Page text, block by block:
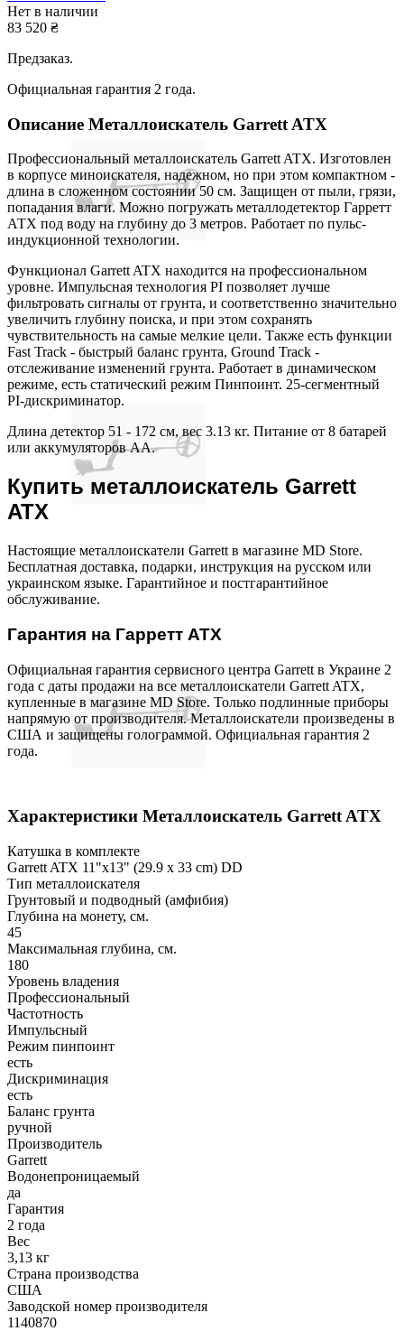
Нет в наличии
83 520 ₴
Предзаказ.
Официальная гарантия 2 года.
Описание Металлоискатель Garrett ATX
Профессиональный металлоискатель Garrett ATX. Изготовлен
в корпусе миноискателя, надежном, но при этом компактном -
длина в сложенном состоянии 50 см. Защищен от пыли, грязи,
попадания влаги. Можно погружать металлодетектор Гарретт
АТХ под воду на глубину до 3 метров. Работает по пульс-
индукционной технологии.
Функционал Garrett ATX находится на профессиональном
уровне. Импульсная технология PI позволяет лучше
фильтровать сигналы от грунта, и соответственно значительно
увеличить глубину поиска, и при этом сохранять
чувствительность на самые мелкие цели. Также есть функции
Fast Track - быстрый баланс грунта, Ground Track -
отслеживание изменений грунта. Работает в динамическом
режиме, есть статический режим Пинпоинт. 25-сегментный
PI-дискриминатор.
Длина детектор 51 - 172 см, вес 3.13 кг. Питание от 8 батарей
или аккумуляторов АА.
Купить металлоискатель Garrett
ATX
Настоящие металлоискатели Garrett в магазине MD Store.
Бесплатная доставка, подарки, инструкция на русском или
украинском языке. Гарантийное и постгарантийное
обслуживание.
Гарантия на Гарретт АТХ
Официальная гарантия сервисного центра Garrett в Украине 2
года с даты продажи на все металлоискатели Garrett ATX,
купленные в магазине MD Store. Только подлинные приборы
напрямую от производителя. Металлоискатели произведены в
США и защищены голограммой. Официальная гарантия 2
года.
Характеристики Металлоискатель Garrett ATX
Катушка в комплекте
Garrett ATX 11"x13" (29.9 x 33 cm) DD
Тип металлоискателя
Грунтовый и подводный (амфибия)
Глубина на монету, см.
45
Максимальная глубина, см.
180
Уровень владения
Профессиональный
Частотность
Импульсный
Режим пинпоинт
есть
Дискриминация
есть
Баланс грунта
ручной
Производитель
Garrett
Водонепроницаемый
да
Гарантия
2 года
Вес
3,13 кг
Страна производства
США
Заводской номер производителя
1140870